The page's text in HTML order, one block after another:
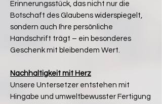
Erinnerungsstück, das nicht nur die
Botschaft des Glaubens widerspiegelt,
sondern auch Ihre persönliche
Handschrift trägt – ein besonderes
Geschenk mit bleibendem Wert.
Nachhaltigkeit mit Herz
Unsere Untersetzer entstehen mit
Hingabe und umweltbewusster Fertigung